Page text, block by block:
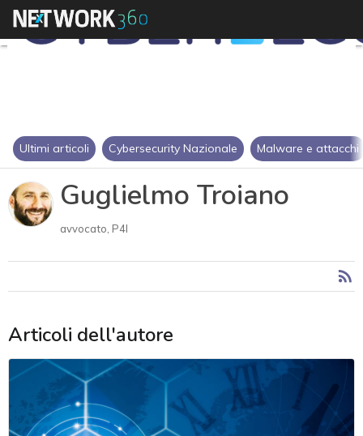
Ultimi articoli Cybersecurity Nazionale Malware e attacchi
Guglielmo Troiano
avvocato, P4I
Articoli dell'autore